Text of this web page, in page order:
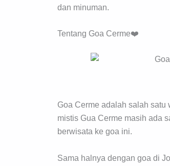
dan minuman.
Tentang Goa Cerme❤️
Goa Cerme adalah salah
mistis Gua Cerme masih ada
berwisata ke goa ini.
Sama halnya dengan goa di